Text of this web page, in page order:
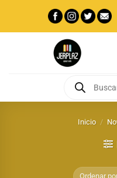
contenido
productos
Inicio /